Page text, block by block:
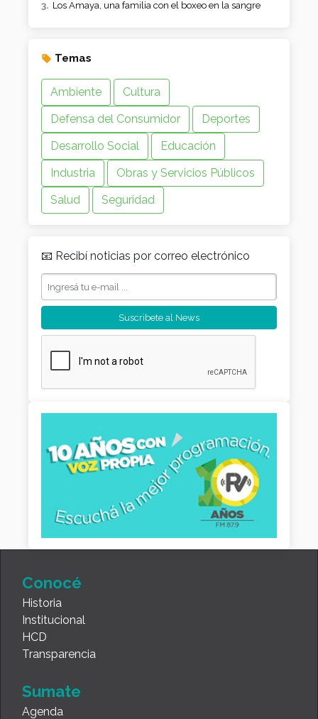
Los Amaya, una familia con el boxeo en la sangre
Temas
Ambiente
Cultura
Defensa del Consumidor
Deportes
Desarrollo Social
Educación
Industria
Obras y Servicios Públicos
Salud
Seguridad
📧 Recibí noticias por correo electrónico
Conocé
Historia
Institucional
HCD
Transparencia
Sumate
Agenda